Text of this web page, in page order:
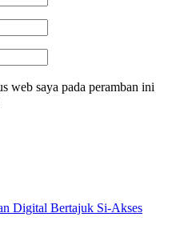
web saya pada peramban ini
Digital Bertajuk Si-Akses